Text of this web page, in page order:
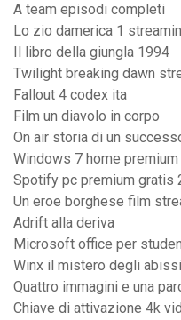
A team episodi completi
Lo zio damerica 1
Il libro della giungla 1994
Twilight breaking dawn
Fallout 4 codex ita
Film un diavolo in corpo
On air storia di un
Windows 7 home
Spotify pc premium gratis
Un eroe borghese film
Adrift alla deriva
Microsoft office per
Winx il mistero degli
Quattro immagini e una
Chiave di attivazione 4k